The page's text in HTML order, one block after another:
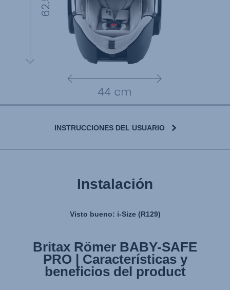
INSTRUCCIONES DEL USUARIO
Instalación
Visto bueno: i-Size (R129)
Britax Römer BABY-SAFE
PRO | Características y
beneficios del product
Britax Römer BABY-SAFE
PRO | Instalación